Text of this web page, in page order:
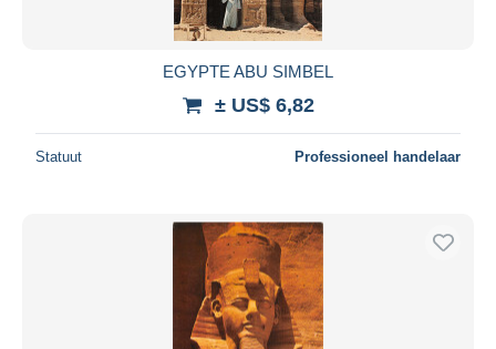
EGYPTE ABU SIMBEL
± US$ 6,82
Statuut Professioneel handelaar